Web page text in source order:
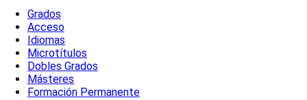
Grados
Acceso
Idiomas
Microtítulos
Dobles Grados
Másteres
Formación Permanente